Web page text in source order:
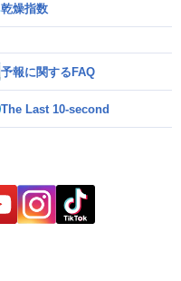
乾燥指数
予報に関するFAQ
The Last 10-second